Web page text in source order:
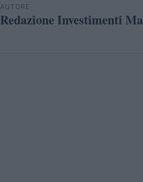
AUTORE
Redazione Investimenti